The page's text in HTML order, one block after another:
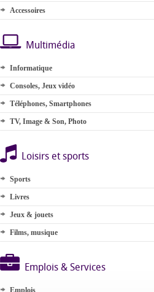
Accessoires
Multimédia
Informatique
Consoles, Jeux vidéo
Téléphones, Smartphones
TV, Image & Son, Photo
Loisirs et sports
Sports
Livres
Jeux & jouets
Films, musique
Emplois & Services
Emplois